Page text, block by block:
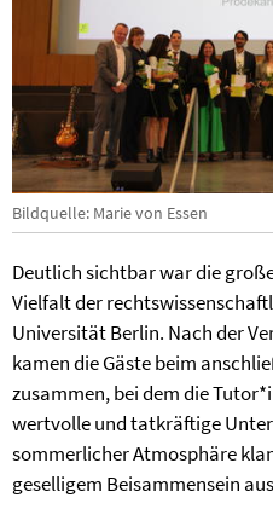
Bildquelle: Marie von Essen
Deutlich sichtbar war die
Vielfalt der
Universität Berlin. Nach der
kamen die Gäste beim
zusammen, bei dem die
wertvolle und tatkräftige
sommerlicher Atmosphäre
geselligem Beisammensein